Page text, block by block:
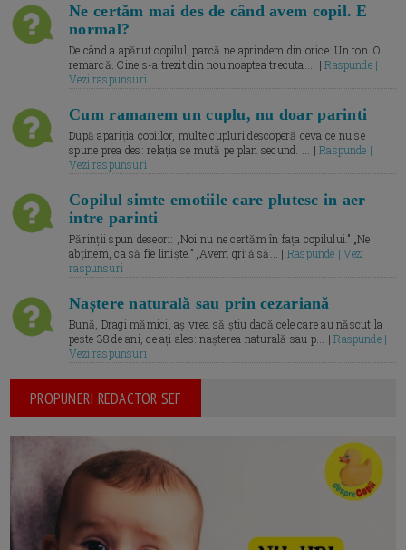
Ne certăm mai des de când avem copil. E
normal?
De când a apărut copilul, parcă ne aprindem din orice. Un ton. O
remarcă. Cine s-a trezit din nou noaptea trecuta.... |Raspunde |
Vezi raspunsuri
Cum ramanem un cuplu, nu doar parinti
După apariția copiilor, multe cupluri descoperă ceva ce nu se
spune prea des: relația se mută pe plan secund. ... |Raspunde |
Vezi raspunsuri
Copilul simte emotiile care plutesc in aer
intre parinti
Părinții spun deseori: „Noi nu ne certăm în fața copilului.” „Ne
abținem, ca să fie liniște.” „Avem grijă să... | Raspunde | Vezi
raspunsuri
Naștere naturală sau prin cezariană
Bună, Dragi mămici, aș vrea să știu dacă cele care au născut la
peste 38 de ani, ce ați ales: nașterea naturală sau p... |Raspunde |
Vezi raspunsuri
PROPUNERI REDACTOR SEF